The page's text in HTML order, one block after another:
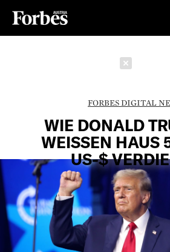
FORBES DIGITAL
WIE DONALD
WEISSEN HAUS
S-$